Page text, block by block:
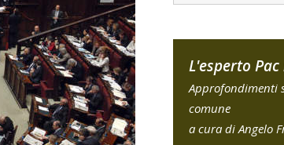
L'esperto
Approfondimenti
comune
a cura di Angelo